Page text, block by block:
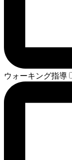
ウォーキング指導